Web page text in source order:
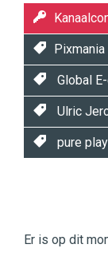
Pixmania
Global
Ulric
pure
|
Digital
Er is op dit